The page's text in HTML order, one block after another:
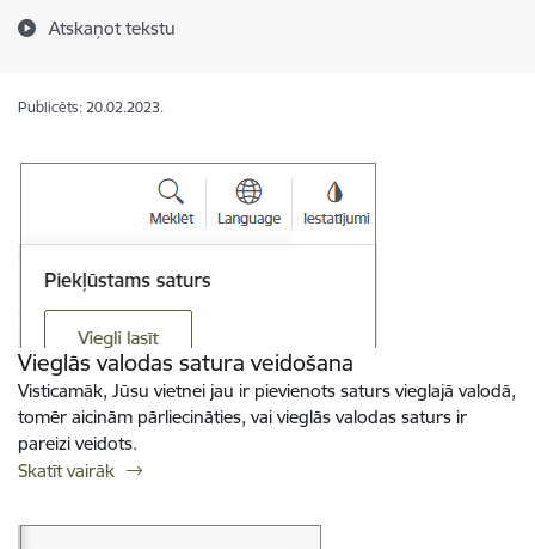
Atskaņot tekstu
Publicēts: 20.02.2023.
Vieglās valodas satura veidošana
Visticamāk, Jūsu vietnei jau ir pievienots saturs vieglajā valodā,
tomēr aicinām pārliecināties, vai vieglās valodas saturs ir
pareizi veidots.
Skatīt vairāk